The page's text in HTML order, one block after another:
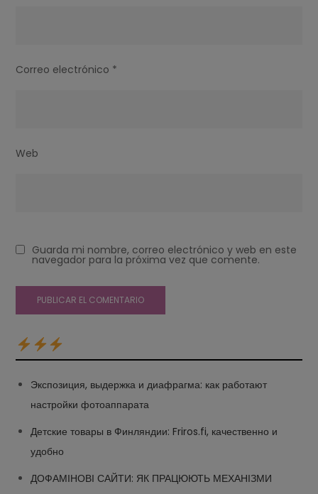
Correo electrónico *
Web
Guarda mi nombre, correo electrónico y web en este
navegador para la próxima vez que comente.
Экспозиция, выдержка и диафрагма: как работают
настройки фотоаппарата
Детские товары в Финляндии: Friros.fi, качественно и
удобно
ДОФАМІНОВІ САЙТИ: ЯК ПРАЦЮЮТЬ МЕХАНІЗМИ